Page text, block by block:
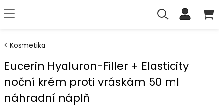
Kosmetika
Eucerin Hyaluron-Filler + Elasticity
noční krém proti vráskám 50 ml
náhradní náplň